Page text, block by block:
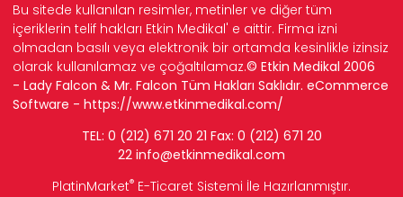
Bu sitede kullanılan resimler, metinler ve diğer tüm
içeriklerin telif hakları Etkin Medikal' e aittir. Firma izni
olmadan basılı veya elektronik bir ortamda kesinlikle izinsiz
olarak kullanılamaz ve çoğaltılamaz.© Etkin Medikal 2006
- Lady Falcon & Mr. Falcon Tüm Hakları Saklıdır. eCommerce
Software - https://www.etkinmedikal.com/
TEL: 0 (212) 671 20 21 Fax: 0 (212) 671 20
22 info@etkinmedikal.com
PlatinMarket® E-Ticaret Sistemi İle Hazırlanmıştır.